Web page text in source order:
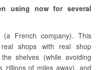
using now for several
French company). This
shops with real shop
shelves (while avoiding
zillions of miles away), and